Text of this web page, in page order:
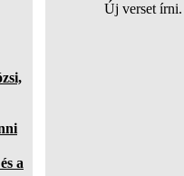
a
Új verset írni.